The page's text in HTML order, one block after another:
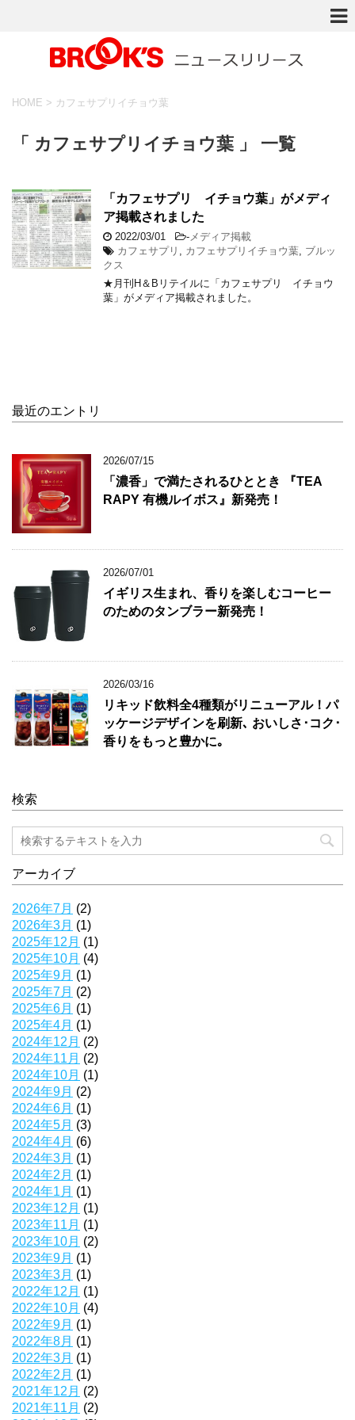
HOME > カフェサプリイチョウ葉
「 カフェサプリイチョウ葉 」 一覧
「カフェサプリ イチョウ葉」がメディ
ア掲載されました
2022/03/01 - メディア掲載
カフェサプリ
カフェサプリイチョウ葉 ブルッ
クス
★月刊H＆Bリテイルに「カフェサプリ イチョウ
葉」がメディア掲載されました。
最近のエントリ
2026/07/15
「濃香」で満たされるひととき 『TEA
RAPY 有機ルイボス』新発売！
2026/07/01
イギリス生まれ、香りを楽しむコーヒー
のためのタンブラー新発売！
2026/03/16
リキッド飲料全4種類がリニューアル！パ
ッケージデザインを刷新､ おいしさ･コク･
香りをもっと豊かに｡
検索
アーカイブ
2026年7月 (2)
2026年3月 (1)
2025年12月 (1)
2025年10月 (4)
2025年9月 (1)
2025年7月 (2)
2025年6月 (1)
2025年4月 (1)
2024年12月 (2)
2024年11月 (2)
2024年10月 (1)
2024年9月 (2)
2024年6月 (1)
2024年5月 (3)
2024年4月 (6)
2024年3月 (1)
2024年2月 (1)
2024年1月 (1)
2023年12月 (1)
2023年11月 (1)
2023年10月 (2)
2023年9月 (1)
2023年3月 (1)
2022年12月 (1)
2022年10月 (4)
2022年9月 (1)
2022年8月 (1)
2022年3月 (1)
2022年2月 (1)
2021年12月 (2)
2021年11月 (2)